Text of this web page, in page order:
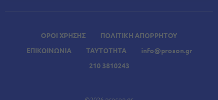
ΟΡΟΙ ΧΡΗΣΗΣ
ΠΟΛΙΤΙΚΗ ΑΠΟΡΡΗΤΟΥ
ΕΠΙΚΟΙΝΩΝΙΑ
ΤΑΥΤΟΤΗΤΑ
info@proson.gr
210 3810243